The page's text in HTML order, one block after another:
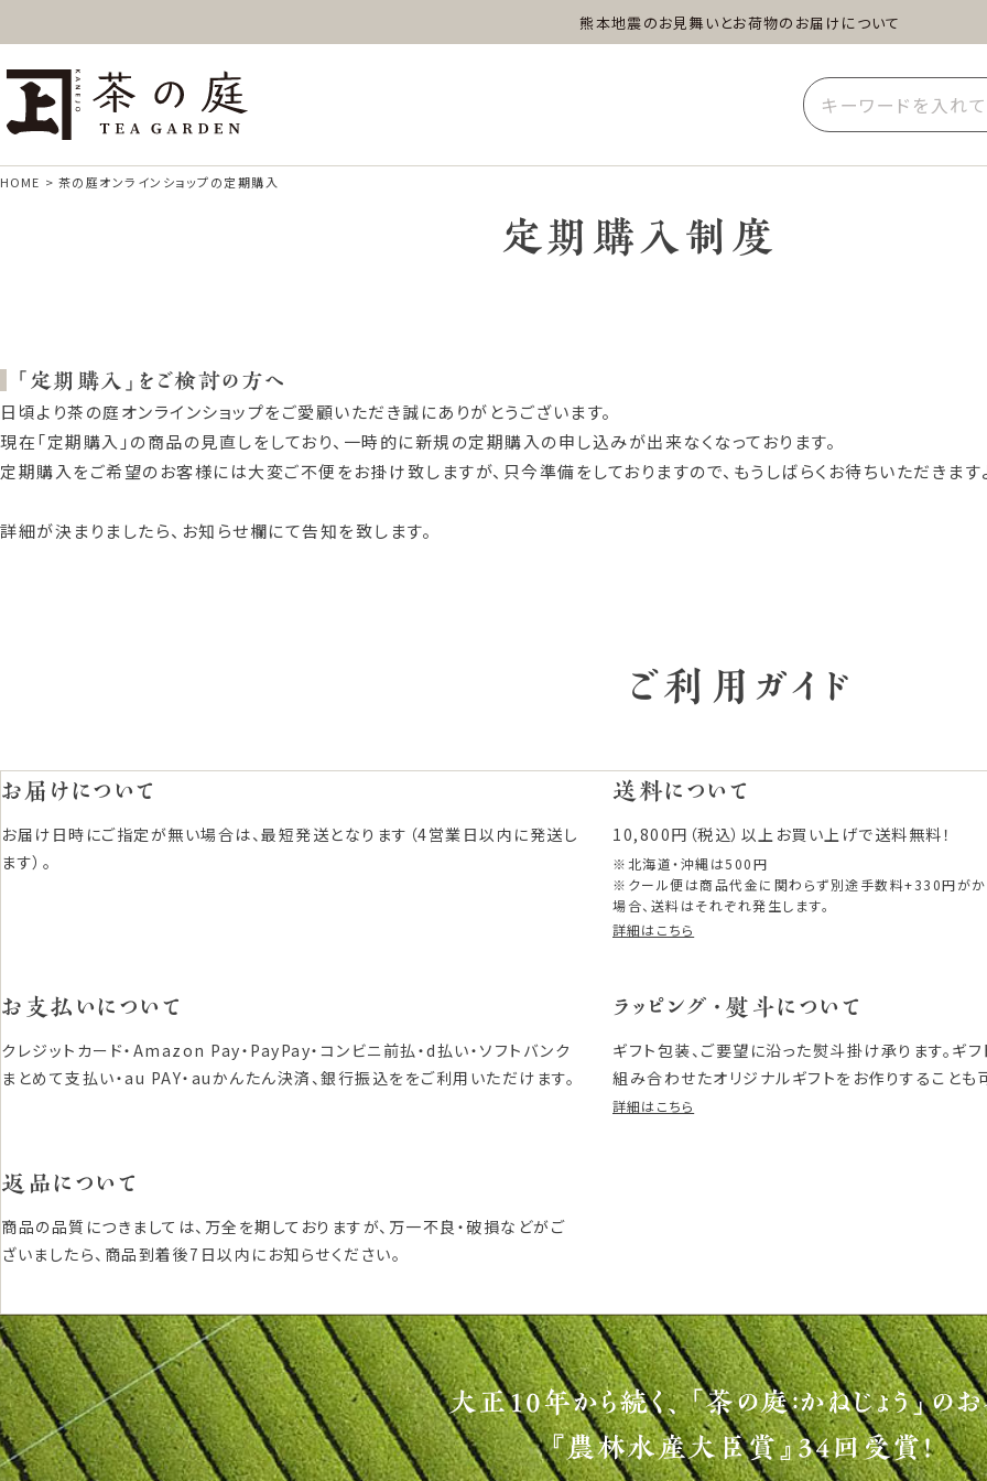
熊本地震のお見舞いとお荷物のお届けについて
水出し茶
抹茶
HOME 茶の庭オンラインショップの定期購入
定期購入制度
「定期購入」をご検討の方へ
日頃より茶の庭オンラインショップをご愛顧いただき誠にありがとうございます。
現在「定期購入」の商品の見直しをしており、一時的に新規の定期購入の申し込みが出来なくなっております。
定期購入をご希望のお客様には大変ご不便をお掛け致しますが、只今準備をしておりますので、もうしばらくお待ちいただきます
詳細が決まりましたら、お知らせ欄にて告知を致します。
ご利用ガイド
お届けについて
お届け日時にご指定が無い場合は、最短発送となります（4営業日以内に発送し
ます）。
送料について
10,800円（税込）以上お買い上げで送料無料！
※北海道・沖縄は500円
※クール便は商品代金に関わらず別途手数料+330円がか
場合、送料はそれぞれ発生します。
詳細はこちら
お支払いについて
クレジットカード・Amazon Pay・PayPay・コンビニ前払・d払い・ソフトバンク
まとめて支払い・au PAY・auかんたん決済、銀行振込ををご利用いただけます。
ラッピング・熨斗について
ギフト包装、ご要望に沿った熨斗掛け承ります。ギ
組み合わせたオリジナルギフトをお作りすることも
詳細はこちら
返品について
商品の品質につきましては、万全を期しておりますが、万一不良・破損などがご
ざいましたら、商品到着後7日以内にお知らせください。
大正10年から続く、「茶の庭：かねじょう」の
『農林水産大臣賞』34回受賞！